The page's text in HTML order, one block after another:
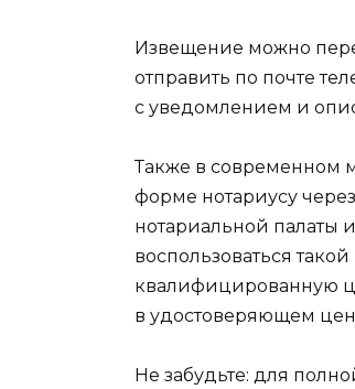
Извещение можно
отправить по почте
с уведомлением и
Также в современном
форме нотариусу
нотариальной палаты
воспользоваться
квалифицированную
в удостоверяющем
Не забудьте: для